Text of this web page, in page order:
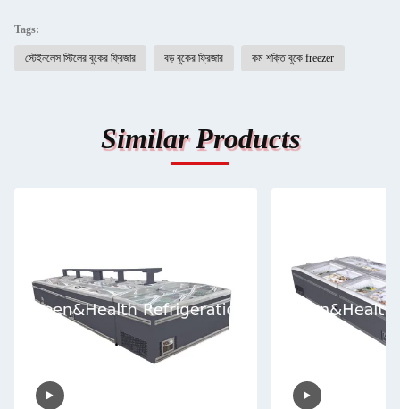
Tags:
স্টেইনলেস স্টিলের বুকের ফ্রিজার বড় বুকের ফ্রিজার কম শক্তি বুকে freezer
Similar Products